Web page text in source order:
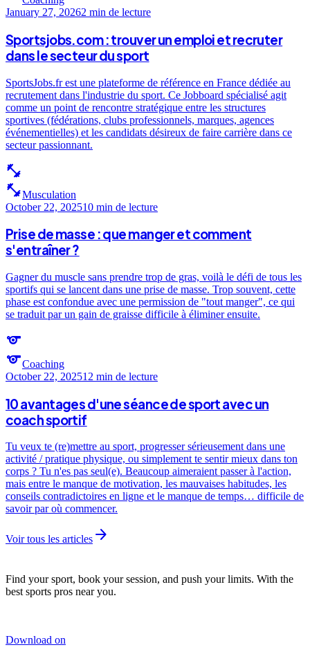
January 27, 20262 min de lecture
Sportsjobs.com : trouver un emploi et recruter
dans le secteur du sport
SportsJobs.fr est une plateforme de référence en France dédiée au
recrutement dans l'industrie du sport. Ce Jobboard spécialisé agit
comme un point de rencontre stratégique entre les structures
sportives (fédérations, clubs professionnels, marques, agences
événementielles) et les candidats désireux de faire carrière dans ce
secteur passionnant.
fitness_center
fitness_centerMusculation
October 22, 202510 min de lecture
Prise de masse : que manger et comment
s'entraîner ?
Gagner du muscle sans prendre trop de gras, voilà le défi de tous les
sportifs qui se lancent dans une prise de masse. Trop souvent, cette
phase est confondue avec une permission de "tout manger", ce qui
se traduit par un gain de graisse difficile à éliminer ensuite.
sports
sportsCoaching
October 22, 202512 min de lecture
10 avantages d'une séance de sport avec un
coach sportif
Tu veux te (re)mettre au sport, progresser sérieusement dans une
activité / pratique physique, ou simplement te sentir mieux dans ton
corps ? Tu n'es pas seul(e). Beaucoup aimeraient passer à l'action,
mais entre le manque de motivation, les mauvaises habitudes, les
conseils contradictoires en ligne et le manque de temps… difficile de
savoir par où commencer.
Voir tous les articles arrow_forward
Find your sport, book your session, and push your limits. With the
best sports pros near you.
Download on